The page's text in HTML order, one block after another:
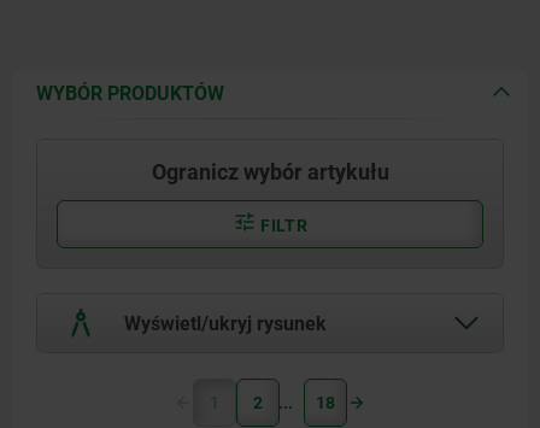
WYBÓR PRODUKTÓW
Ogranicz wybór artykułu
FILTR
Wyświetl/ukryj rysunek
1 2 18